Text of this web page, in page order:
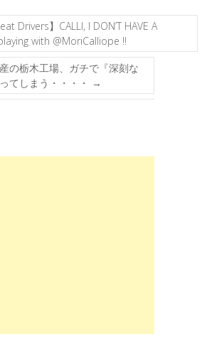
Drivers】CALLI, I DON’T HAVE A
with @MoriCalliope !!
産の栃木工場、ガチで『深刻な
てしまう・・・・
→